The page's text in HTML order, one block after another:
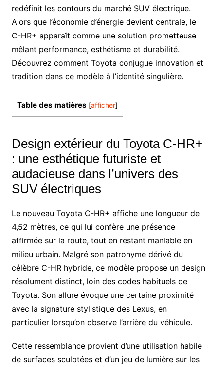
redéfinit les contours du marché SUV électrique.
Alors que l’économie d’énergie devient centrale, le
C-HR+ apparaît comme une solution prometteuse
mêlant performance, esthétisme et durabilité.
Découvrez comment Toyota conjugue innovation et
tradition dans ce modèle à l’identité singulière.
Table des matières [afficher]
Design extérieur du Toyota C-HR+
: une esthétique futuriste et
audacieuse dans l’univers des
SUV électriques
Le nouveau Toyota C-HR+ affiche une longueur de
4,52 mètres, ce qui lui confère une présence
affirmée sur la route, tout en restant maniable en
milieu urbain. Malgré son patronyme dérivé du
célèbre C-HR hybride, ce modèle propose un design
résolument distinct, loin des codes habituels de
Toyota. Son allure évoque une certaine proximité
avec la signature stylistique des Lexus, en
particulier lorsqu’on observe l’arrière du véhicule.
Cette ressemblance provient d’une utilisation habile
de surfaces sculptées et d’un jeu de lumière sur les